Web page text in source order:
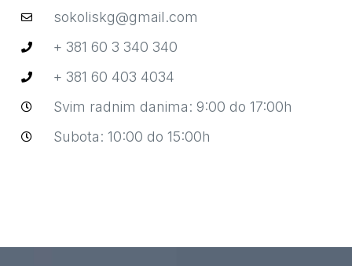
sokoliskg@gmail.com
+ 381 60 3 340 340
+ 381 60 403 4034
Svim radnim danima: 9:00 do 17:00h
Subota: 10:00 do 15:00h